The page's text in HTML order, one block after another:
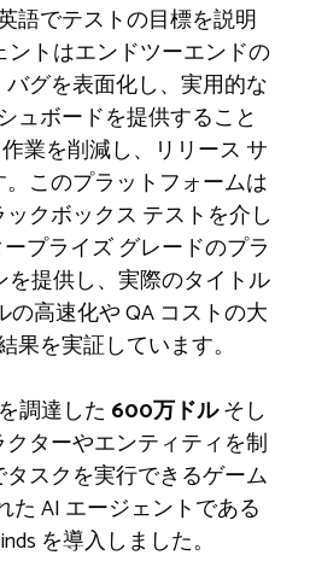
語でテストの目標を説明
ントはエンドツーエンドの
グを表面化し、実用的な
ュボードを提供すること
業を削減し、リリース サ
このプラットフォームは
クボックス テストを介し
プライズ グレードのプラ
を提供し、実際のタイトル
高速化や QA コストの大
果を実証しています。
調達した 600万ドルそし
ターやエンティティを制
スクを実行できるゲーム
た AI エージェントである
を導入しました。